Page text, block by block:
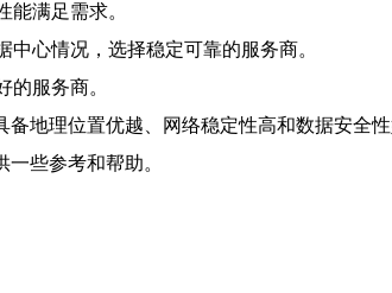
满足需求。
心情况，选择稳定可靠的服务商。
服务商。
地理位置优越、网络稳定性高和数据安
些参考和帮助。